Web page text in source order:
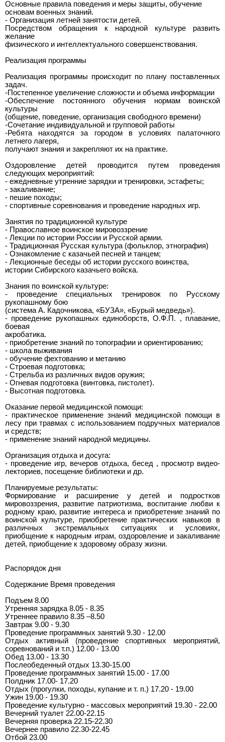
Основные правила поведения и меры защиты, обучение
основам военных знаний.
- Организация летней занятости детей.
Посредством обращения к народной культуре развить
желание
физического и интеллектуального совершенствования.
Реализация программы
Реализация программы происходит по плану поставленных
задач.
-Постепенное увеличение сложности и объема информации
-Обеспечение постоянного обучения нормам воинской
культуры
(общение, поведение, организация свободного времени)
-Сочетание индивидуальной и групповой работы
-Ребята находятся за городом в условиях палаточного
летнего лагеря,
получают знания и закрепляют их на практике.
Оздоровление детей проводится путем проведения
следующих мероприятий:
- ежедневные утренние зарядки и тренировки, эстафеты;
- закаливание;
- пешие походы;
- спортивные соревнования и проведение народных игр.
Занятия по традиционной культуре
- Православное воинское мировоззрение
- Лекции по истории России и Русской армии.
- Традиционная Русская культура (фольклор, этнография)
- Ознакомление с казачьей песней и танцем;
- Лекционные беседы об истории русского воинства,
истории Сибирского казачьего войска.
Знания по воинской культуре:
- проведение специальных тренировок по Русскому
рукопашному бою
(система А. Кадочникова, «БУЗА», «Бурый медведь»).
- проведение рукопашных единоборств, О.Ф.П. , плавание,
боевая
акробатика.
- приобретение знаний по топографии и ориентированию;
- школа выживания
- обучение фехтованию и метанию
- Строевая подготовка;
- Стрельба из различных видов оружия;
- Огневая подготовка (винтовка, пистолет).
- Высотная подготовка.
Оказание первой медицинской помощи:
- практическое применение знаний медицинской помощи в
лесу при травмах с использованием подручных материалов
и средств;
- применение знаний народной медицины.
Организация отдыха и досуга:
- проведение игр, вечеров отдыха, бесед , просмотр видео-
лекториев, посещение библиотеки и др.
Планируемые результаты:
Формирование и расширение у детей и подростков
мировоззрения, развитие патриотизма, воспитание любви к
родному краю, развитие интереса и приобретение знаний по
воинской культуре, приобретение практических навыков в
различных экстремальных ситуациях и условиях,
приобщение к народным играм, оздоровление и закаливание
детей, приобщение к здоровому образу жизни.
Распорядок дня
Содержание Время проведения
Подъем 8.00
Утренняя зарядка 8.05 - 8.35
Утреннее правило 8.35 –8.50
Завтрак 9.00 - 9.30
Проведение программных занятий 9.30 - 12.00
Отдых активный (проведение спортивных мероприятий,
соревнований и т.п.) 12.00 - 13.00
Обед 13.00 - 13.30
Послеобеденный отдых 13.30-15.00
Проведение программных занятий 15.00 - 17.00
Полдник 17.00- 17.20
Отдых (прогулки, походы, купание и т. п.) 17.20 - 19.00
Ужин 19.00 - 19.30
Проведение культурно - массовых мероприятий 19.30 - 22.00
Вечерний туалет 22.00-22.15
Вечерняя проверка 22.15-22.30
Вечернее правило 22.30-22.45
Отбой 23.00